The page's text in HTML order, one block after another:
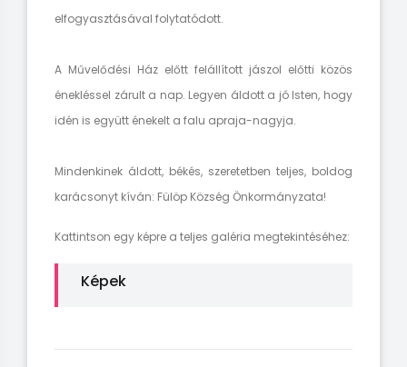
elfogyasztásával folytatódott.
A Művelődési Ház előtt felállított jászol előtti közös
énekléssel zárult a nap. Legyen áldott a jó Isten, hogy
idén is együtt énekelt a falu apraja-nagyja.
Mindenkinek áldott, békés, szeretetben teljes, boldog
karácsonyt kíván: Fülöp Község Önkormányzata!
Kattintson egy képre a teljes galéria megtekintéséhez:
Képek